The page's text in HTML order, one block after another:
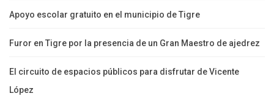
Apoyo escolar gratuito en el municipio de Tigre
Furor en Tigre por la presencia de un Gran Maestro de ajedrez
El circuito de espacios públicos para disfrutar de Vicente
López